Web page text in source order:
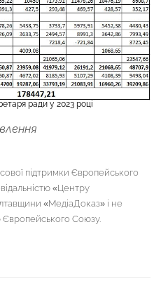
ради у 2023 році
підтримки Європейського
«Центру
«МедіаДоказ» і не
Європейського Союзу.